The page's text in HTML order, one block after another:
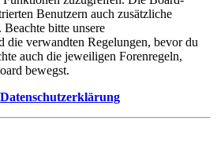
Benutzern auch zusätzliche
bitte unsere
die verwandten Regelungen, bevor du
auch die jeweiligen Forenregeln,
bewegst.
Datenschutzerklärung